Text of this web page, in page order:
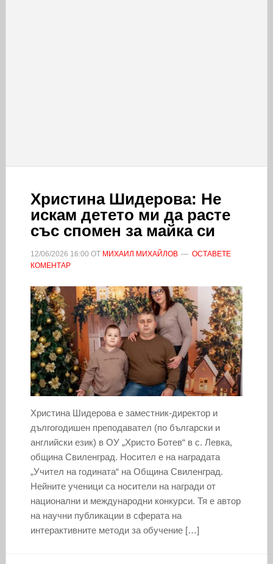
Христина Шидерова: Не
искам детето ми да расте
със спомен за майка си
12/06/2026 16:00 ОТ МИХАИЛ МИХАЙЛОВ
ОСТАВЕТЕ
КОМЕНТАР
Христина Шидерова е заместник-директор и
дългогодишен преподавател (по български и
английски език) в ОУ „Христо Ботев“ в с. Левка,
община Свиленград. Носител е на наградата
„Учител на годината“ на Община Свиленград.
Нейните ученици са носители на награди от
национални и международни конкурси. Тя е автор
на научни публикации в сферата на
интерактивните методи за обучение […]